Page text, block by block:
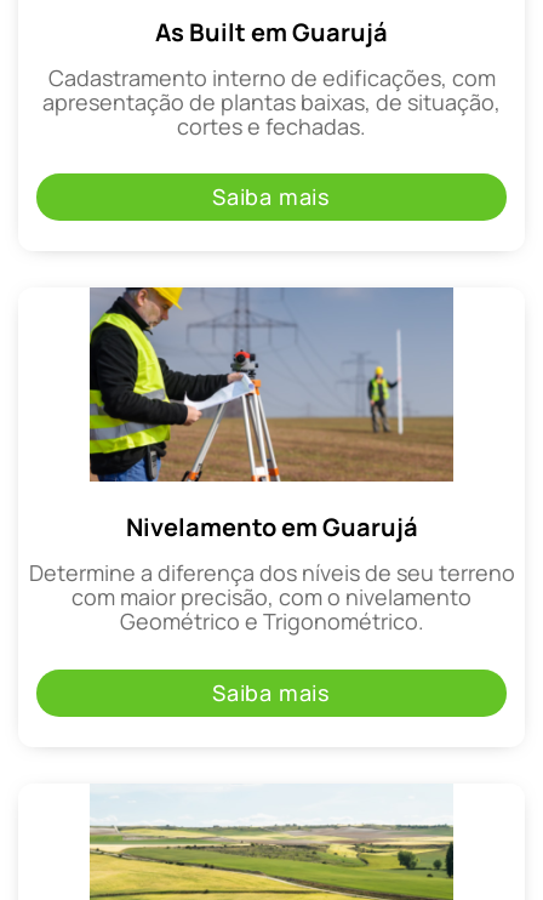
As Built em Guarujá
Cadastramento interno de edificações, com
apresentação de plantas baixas, de situação,
cortes e fechadas.
Saiba mais
Nivelamento em Guarujá
Determine a diferença dos níveis de seu terreno
com maior precisão, com o nivelamento
Geométrico e Trigonométrico.
Saiba mais